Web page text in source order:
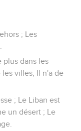
La chouette et le
de la
un roi, Tous ses
ronces et les
demeure des